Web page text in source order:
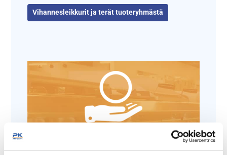
Vihannesleikkurit ja terät tuoteryhmästä
Tämäkin laite sopivasti